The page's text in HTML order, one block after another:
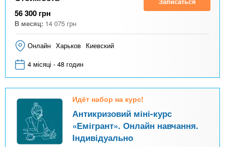
56 300 грн
В месяц: 14 075 грн
Онлайн Харьков Киевский
4 місяці - 48 годин
Идёт набор на курс!
Антикризовий міні-курс
«Емігрант». Онлайн навчання.
Індивідуально